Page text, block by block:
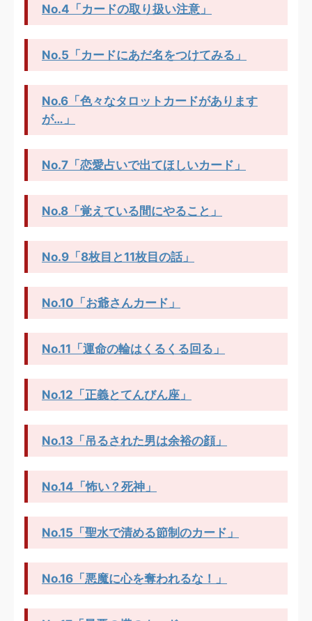
No.4「カードの取り扱い注意」
No.5「カードにあだ名をつけてみる」
No.6「色々なタロットカードがあります
が…」
No.7「恋愛占いで出てほしいカード」
No.8「覚えている間にやること」
No.9「8枚目と11枚目の話」
No.10「お爺さんカード」
No.11「運命の輪はくるくる回る」
No.12「正義とてんびん座」
No.13「吊るされた男は余裕の顔」
No.14「怖い？死神」
No.15「聖水で清める節制のカード」
No.16「悪魔に心を奪われるな！」